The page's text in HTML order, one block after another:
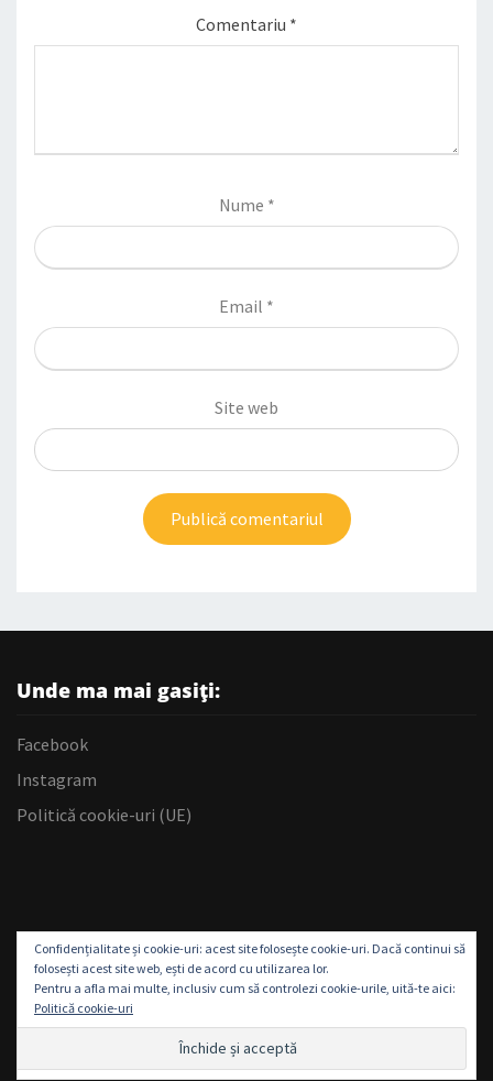
Comentariu *
Nume *
Email *
Site web
Unde ma mai gasiți:
Facebook
Instagram
Politică cookie-uri (UE)
Confidențialitate și cookie-uri: acest site folosește cookie-uri. Dacă continui să
folosești acest site web, ești de acord cu utilizarea lor.
Pentru a afla mai multe, inclusiv cum să controlezi cookie-urile, uită-te aici:
Politică cookie-uri